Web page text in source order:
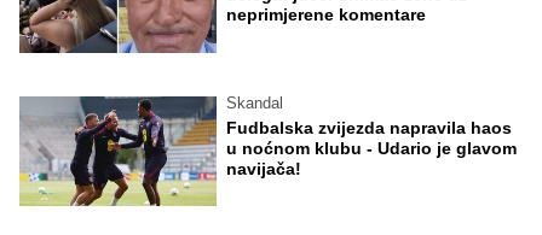
neprimjerene komentare
Skandal
Fudbalska zvijezda napravila haos
u noćnom klubu - Udario je glavom
navijača!